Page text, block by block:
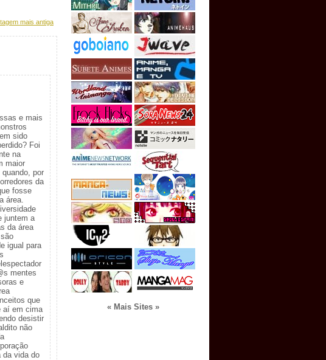
mais antiga
e mais
sido
Foi
na
maior
por
da
fosse
área.
juntem a
da área
igual para
mentes
e
que
aí em cima
desistir
não
da vida do
« Mais Sites »